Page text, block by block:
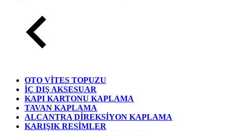
OTO VİTES TOPUZU
İÇ DIŞ AKSESUAR
KAPI KARTONU KAPLAMA
TAVAN KAPLAMA
ALCANTRA DİREKSİYON KAPLAMA
KARIŞIK RESİMLER